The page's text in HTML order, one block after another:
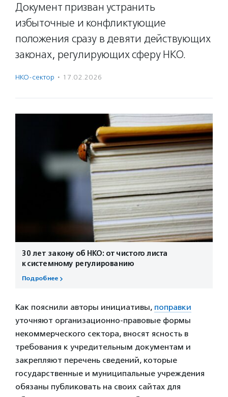
Документ призван устранить
избыточные и конфликтующие
положения сразу в девяти действующих
законах, регулирующих сферу НКО.
НКО-сектор · 17.02.2026
30 лет закону об НКО: от чистого листа
к системному регулированию
Подробнее
Как пояснили авторы инициативы, поправки
уточняют организационно-правовые формы
некоммерческого сектора, вносят ясность в
требования к учредительным документам и
закрепляют перечень сведений, которые
государственные и муниципальные учреждения
обязаны публиковать на своих сайтах для